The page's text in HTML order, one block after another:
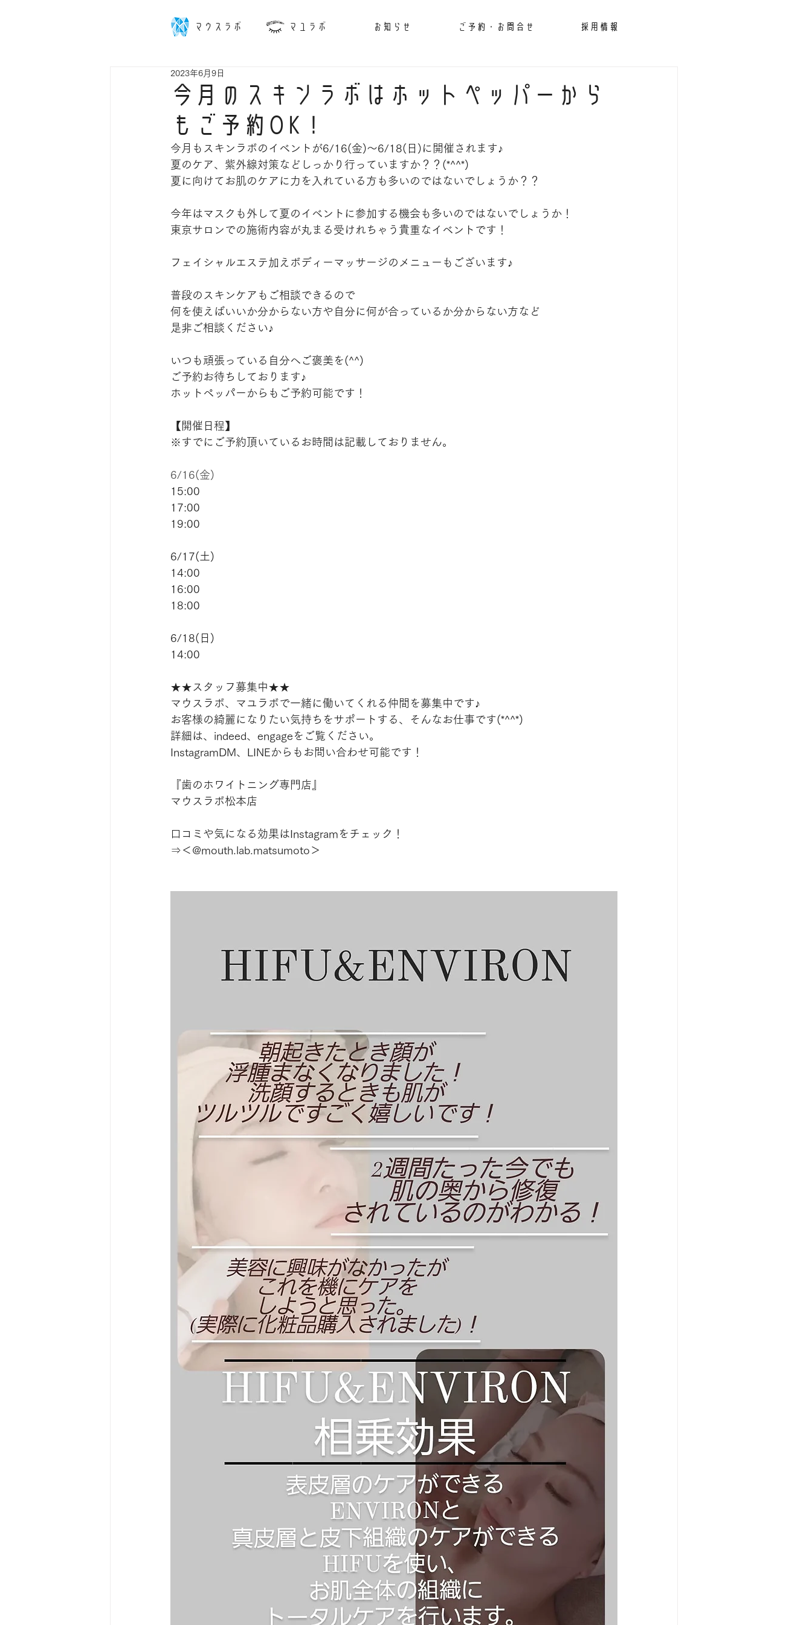
マウスラボ マユラボ お知らせ ご予約・お問合せ 採用情報
今月のスキンラボはホットペッパーから
もご予約OK！
2023年6月9日
今月もスキンラボのイベントが6/16(金)～6/18(日)に開催されます♪
夏のケア、紫外線対策などしっかり行っていますか？？(*^^*)
夏に向けてお肌のケアに力を入れている方も多いのではないでしょうか？？
今年はマスクも外して夏のイベントに参加する機会も多いのではないでしょうか！
東京サロンでの施術内容が丸まる受けれちゃう貴重なイベントです！
フェイシャルエステ加えボディーマッサージのメニューもございます♪
普段のスキンケアもご相談できるので
何を使えばいいか分からない方や自分に何が合っているか分からない方など
是非ご相談ください♪
いつも頑張っている自分へご褒美を(^^)
ご予約お待ちしております♪
ホットペッパーからもご予約可能です！
【開催日程】
※すでにご予約頂いているお時間は記載しておりません。
6/16(金)
15:00
17:00
19:00
6/17(土)
14:00
16:00
18:00
6/18(日)
14:00
★★スタッフ募集中★★
マウスラボ、マユラボで一緒に働いてくれる仲間を募集中です♪
お客様の綺麗になりたい気持ちをサポートする、そんなお仕事です(*^^*)
詳細は、indeed、engageをご覧ください。
InstagramDM、LINEからもお問い合わせ可能です！
『歯のホワイトニング専門店』
マウスラボ松本店
口コミや気になる効果はInstagramをチェック！
⇒＜@mouth.lab.matsumoto＞